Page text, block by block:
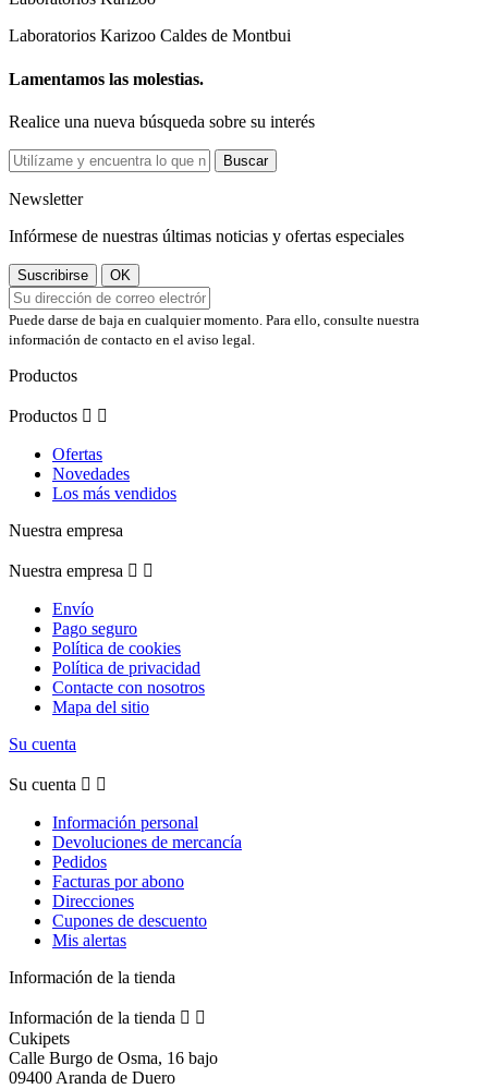
Laboratorios Karizoo Caldes de Montbui
Lamentamos las molestias.
Realice una nueva búsqueda sobre su interés
Buscar
Newsletter
Infórmese de nuestras últimas noticias y ofertas especiales
Puede darse de baja en cualquier momento. Para ello, consulte nuestra
información de contacto en el aviso legal.
Productos
Productos  
Ofertas
Novedades
Los más vendidos
Nuestra empresa
Nuestra empresa  
Envío
Pago seguro
Política de cookies
Política de privacidad
Contacte con nosotros
Mapa del sitio
Su cuenta
Su cuenta  
Información personal
Devoluciones de mercancía
Pedidos
Facturas por abono
Direcciones
Cupones de descuento
Mis alertas
Información de la tienda
Información de la tienda  
Cukipets
Calle Burgo de Osma, 16 bajo
09400 Aranda de Duero